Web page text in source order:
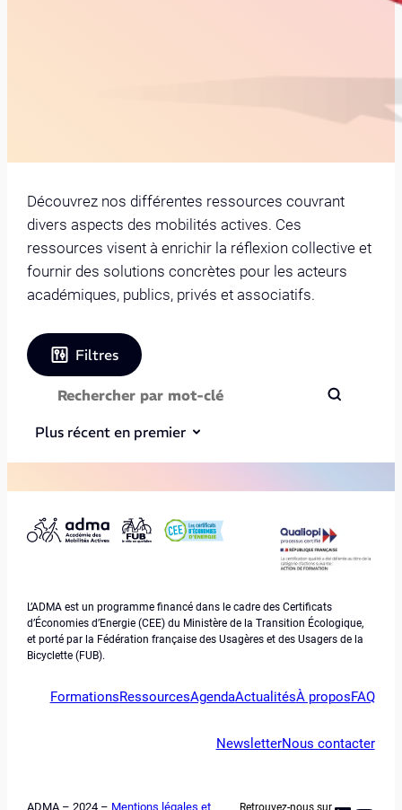
Découvrez nos différentes ressources couvrant
divers aspects des mobilités actives. Ces
ressources visent à enrichir la réflexion collective et
fournir des solutions concrètes pour les acteurs
académiques, publics, privés et associatifs.
Filtres
Plus récent en premier
L’ADMA est un programme financé dans le cadre des Certificats
d’Économies d’Energie (CEE) du Ministère de la Transition Écologique,
et porté par la Fédération française des Usagères et des Usagers de la
Bicyclette (FUB).
FormationsRessourcesAgendaActualitésÀ proposFAQ
NewsletterNous contacter
ADMA – 2024 – Mentions légales et